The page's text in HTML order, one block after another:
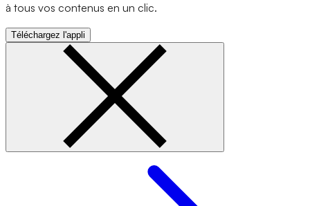
à tous vos contenus en un clic.
Téléchargez l'appli